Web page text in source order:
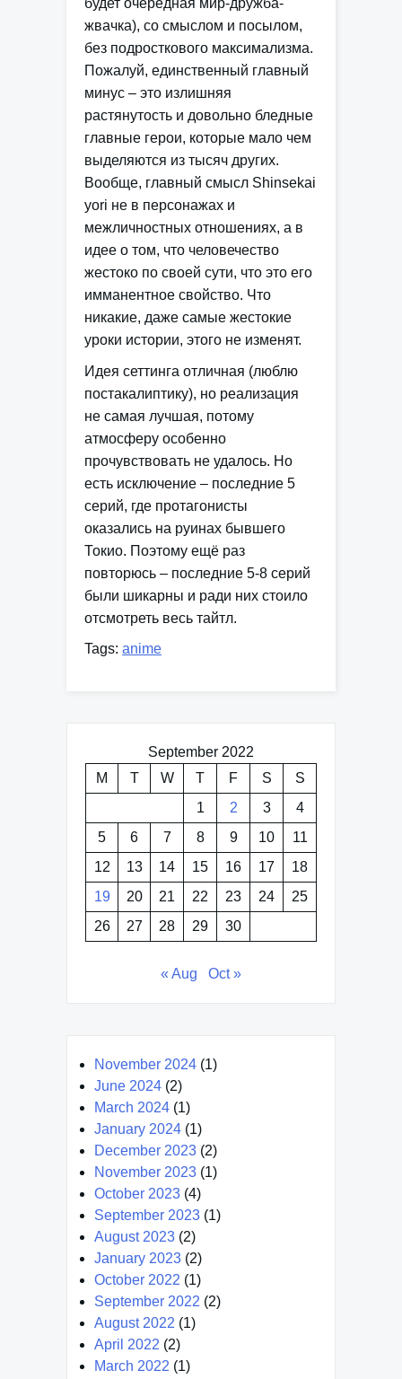
будет очередная мир-дружба-
жвачка), со смыслом и посылом,
без подросткового максимализма.
Пожалуй, единственный главный
минус – это излишняя
растянутость и довольно бледные
главные герои, которые мало чем
выделяются из тысяч других.
Вообще, главный смысл Shinsekai
yori не в персонажах и
межличностных отношениях, а в
идее о том, что человечество
жестоко по своей сути, что это его
имманентное свойство. Что
никакие, даже самые жестокие
уроки истории, этого не изменят.
Идея сеттинга отличная (люблю
постакалиптику), но реализация
не самая лучшая, потому
атмосферу особенно
прочувствовать не удалось. Но
есть исключение – последние 5
серий, где протагонисты
оказались на руинах бывшего
Токио. Поэтому ещё раз
повторюсь – последние 5-8 серий
были шикарны и ради них стоило
отсмотреть весь тайтл.
Tags: anime
September 2022
M
T W T F S
S
1
2 3
4
5
6 7 8 9 10
11
12
13 14 15 16 17
18
19
20 21 22 23 24
25
26
27 28 29 30
« Aug Oct »
November 2024 (1)
June 2024 (2)
March 2024 (1)
January 2024 (1)
December 2023 (2)
November 2023 (1)
October 2023 (4)
September 2023 (1)
August 2023 (2)
January 2023 (2)
October 2022 (1)
September 2022 (2)
August 2022 (1)
April 2022 (2)
March 2022 (1)